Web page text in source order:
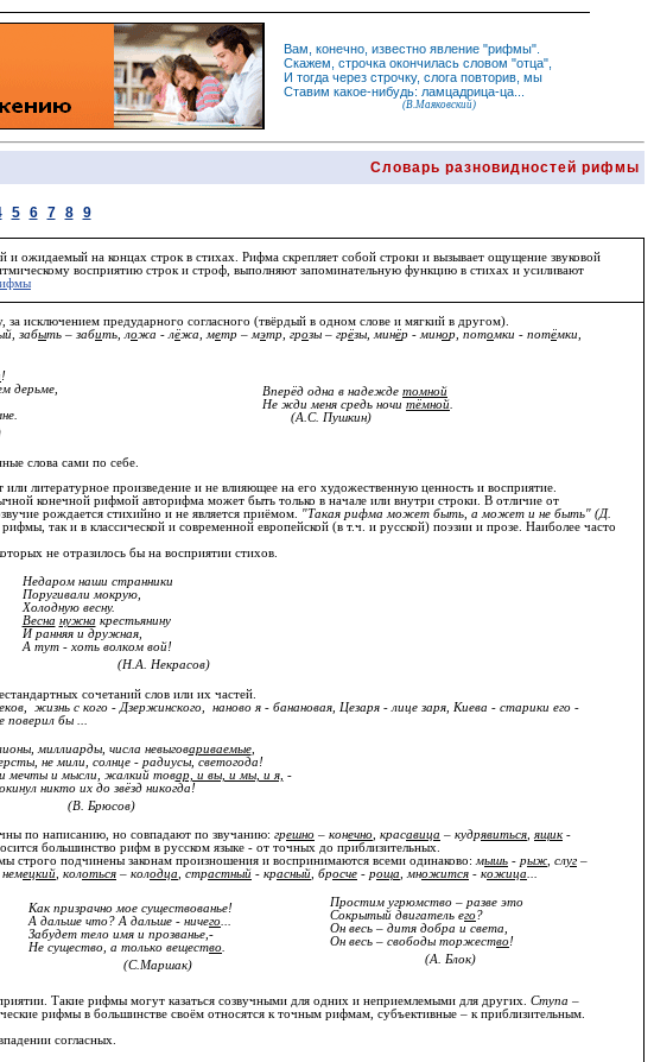
Вам, конечно, известно явление "рифмы".
Скажем, строчка окончилась словом "отца",
И тогда через строчку, слога повторив, мы
Ставим какое-нибудь: ламцадрица-ца...
(В.Маяковский)
Словарь разновидностей рифмы
5 6 7 8 9
и ожидаемый на концах строк в стихах. Рифма скрепляет собой строки и вызывает ощущение звуковой
восприятию строк и строф, выполняют запоминательную функцию в стихах и усиливают
исключением предударного согласного (твёрдый в одном слове и мягкий в другом).
забыть – забить, ложа - лёжа, метр – мэтр, грозы – грёзы, минёр - минор, потомки - потёмки,
!
дерьме,
Вперёд одна в надежде томной
Не жди меня средь ночи тёмной.
(А.С. Пушкин)
слова сами по себе.
литературное произведение и не влияющее на его художественную ценность и восприятие.
конечной рифмой авторифма может быть только в начале или внутри строки. В отличие от
рождается стихийно и не является приёмом. "Такая рифма может быть, а может и не быть" (Д.
так и в классической и современной европейской (в т.ч. и русской) поэзии и прозе. Наиболее часто
не отразилось бы на восприятии стихов.
Недаром наши странники
Поругивали мокрую,
Холодную весну.
Весна нужна крестьянину
И ранняя и дружная,
А тут - хоть волком вой!
(Н.А. Некрасов)
сочетаний слов или их частей.
жизнь с кого - Дзержинского, наново я - банановая, Цезаря - лице заря, Киева - старики его -
бы ...
миллиарды, числа невыговариваемые,
не мили, солнце - радиусы, светогода!
мечты и мысли, жалкий товар, и вы, и мы, и я, -
никто их до звёзд никогда!
(В. Брюсов)
по написанию, но совпадают по звучанию: грешно – конечно, красавица – кудрявиться,ящик -
большинство рифм в русском языке - от точных до приблизительных.
строго подчинены законам произношения и воспринимаются всеми одинаково:мышь - рыж, слуг –
немецкий, колоться – колодца, страстный - красный, бросче - роща, множится - кожица...
Как призрачно мое существованье!
А дальше что? А дальше - ничего...
Забудет тело имя и прозванье,-
Не существо, а только вещество.
(С.Маршак)
Простим угрюмство – разве это
Сокрытый двигатель его?
Он весь – дитя добра и света,
Он весь – свободы торжество!
(А. Блок)
Такие рифмы могут казаться созвучными для одних и неприемлемыми для других. Ступа –
рифмы в большинстве своём относятся к точным рифмам, субъективные – к приблизительным.
согласных.